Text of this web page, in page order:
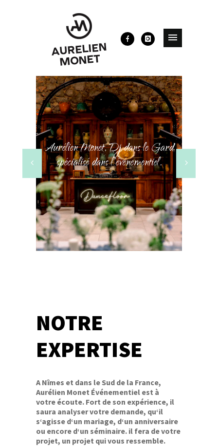
Aurélien Monet, Dj dans le Gard
spécialisé dans l’événementiel.
NOTRE
EXPERTISE
A Nîmes et dans le Sud de la France,
Aurélien Monet Événementiel est à
votre écoute. Fort de son expérience, il
saura analyser votre demande, qu‘il
s‘agisse d‘un mariage, d‘un anniversaire
ou encore d‘un séminaire. il fera de votre
projet, un projet qui vous ressemble.